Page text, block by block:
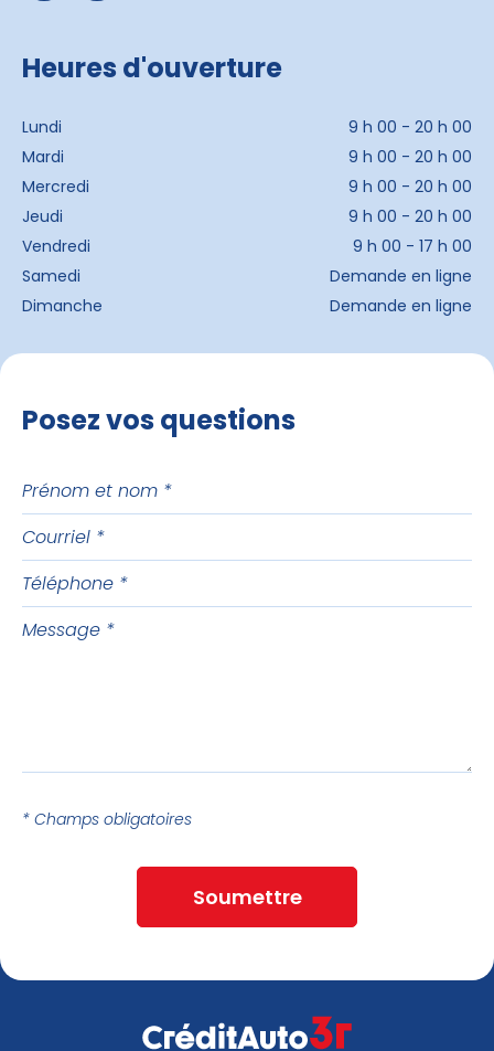
Heures d'ouverture
Lundi
9 h 00 - 20 h 00
Mardi
9 h 00 - 20 h 00
Mercredi
9 h 00 - 20 h 00
Jeudi
9 h 00 - 20 h 00
Vendredi
9 h 00 - 17 h 00
Samedi
Demande en ligne
Dimanche
Demande en ligne
Posez vos questions
Prénom
et
nom
Courriel
Téléphone
Message
* Champs obligatoires
Soumettre